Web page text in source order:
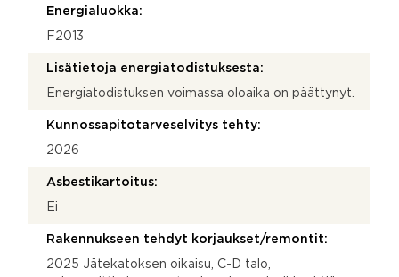
Energialuokka:
F2013
Lisätietoja energiatodistuksesta:
Energiatodistuksen voimassa oloaika on päättynyt.
Kunnossapitotarveselvitys tehty:
2026
Asbestikartoitus:
Ei
Rakennukseen tehdyt korjaukset/remontit:
2025 Jätekatoksen oikaisu, C-D talo,